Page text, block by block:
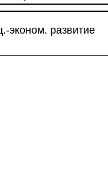
эконом. развитие